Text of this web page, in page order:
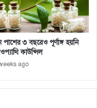
৩ বছরেও পূর্ণাঙ্গ হয়নি
কাউন্সিল
ago